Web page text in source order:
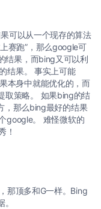
可以从一个现存的算法
赛跑”，那么google可
结果，而bing又可以利
实上可能
本身中就能优化的，而
果bing的结
，那么bing最好的结果
难怪微软的
！
那顶多和G一样。Bing